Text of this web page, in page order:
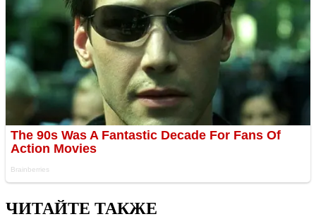
ЧИТАЙТЕ ТАКЖЕ